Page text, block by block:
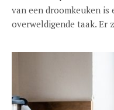
van een droomkeuken is
overweldigende taak. Er